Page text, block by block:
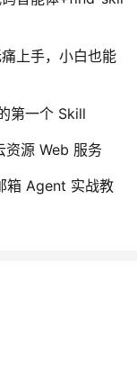
上手，小白也能
第一个 Skill
资源 Web 服务
箱 Agent 实战教